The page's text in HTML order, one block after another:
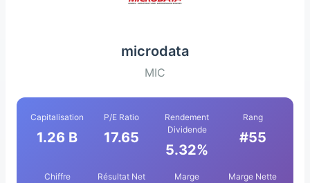
microdata
MIC
Capitalisation
1.26 B
P/E Ratio
17.65
Rendement
Dividende
5.32%
Rang
#55
Chiffre
Résultat Net
Marge
Marge Nette